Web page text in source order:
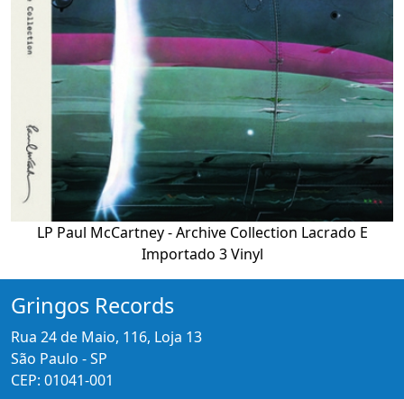
LP Paul McCartney - Archive Collection Lacrado E
Importado 3 Vinyl
Gringos Records
Rua 24 de Maio, 116, Loja 13
São Paulo - SP
CEP: 01041-001